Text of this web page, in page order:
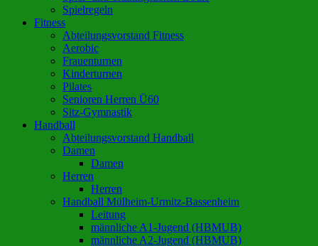
Spielregeln
Fitness
Abteilungsvorstand Fitness
Aerobic
Frauenturnen
Kinderturnen
Pilates
Senioren Herren Ü60
Sitz-Gymnastik
Handball
Abteilungsvorstand Handball
Damen
Damen
Herren
Herren
Handball Mülheim-Urmitz-Bassenheim
Leitung
männliche A1-Jugend (HBMUB)
männliche A2-Jugend (HBMUB)